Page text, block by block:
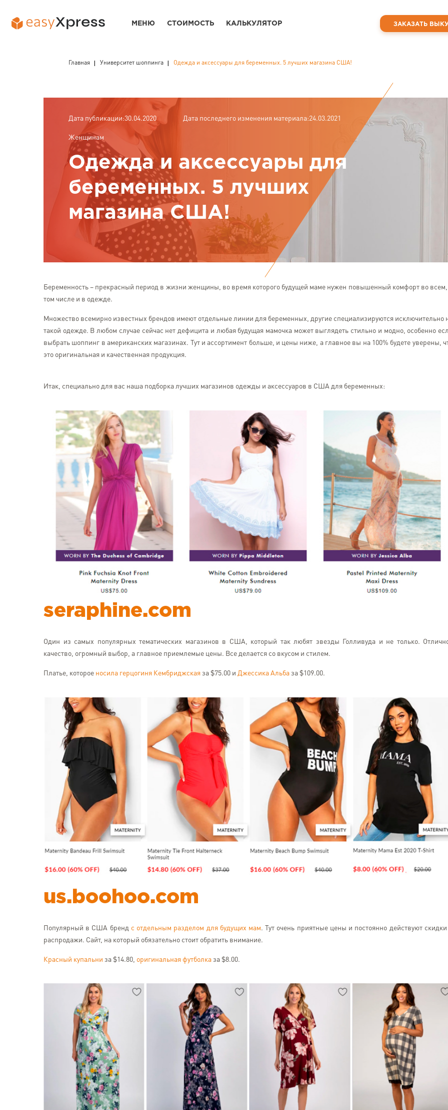
Главная Университет шоппинга Одежда и аксессуары для беременных. 5 лучших магазина США!
Дата публикации:30.04.2020 Дата последнего изменения материала:24.03.2021
Женщинам
Одежда и аксессуары для
беременных. 5 лучших
магазина США!
Беременность – прекрасный период в жизни женщины, во время которого будущей маме нужен повышенный комфорт во
том числе и в одежде.
Множество всемирно известных брендов имеют отдельные линии для беременных, другие специализируются исключительно
такой одежде. В любом случае сейчас нет дефицита и любая будущая мамочка может выглядеть стильно и модно, особенно
выбрать шоппинг в американских магазинах. Тут и ассортимент больше, и цены ниже, а главное вы на 100% будете уверены,
это оригинальная и качественная продукция.
Итак, специально для вас наша подборка лучших магазинов одежды и аксессуаров в США для беременных:
seraphine.com
Один из самых популярных тематических магазинов в США, который так любят звезды Голливуда и не только.
качество, огромный выбор, а главное приемлемые цены. Все делается со вкусом и стилем.
Платье, которое носила герцогиня Кембриджская за $75.00 и Джессика Альба за $109.00.
us.boohoo.com
Популярный в США бренд с отдельным разделом для будущих мам. Тут очень приятные цены и постоянно действуют
распродажи. Сайт, на который обязательно стоит обратить внимание.
Красный купальни за $14.80, оригинальная футболка за $8.00.
Все чудово. Доставляють
МЕНЮ СТОИМОСТЬ КАЛЬКУЛЯТОР ЗАКАЗАТЬ